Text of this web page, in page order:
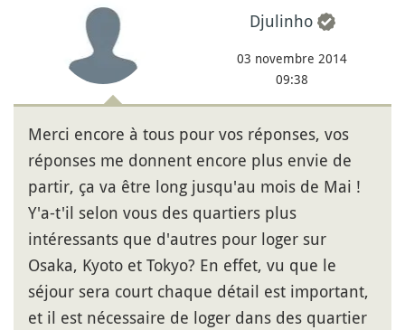
Djulinho
03 novembre 2014
09:38
Merci encore à tous pour vos réponses, vos
réponses me donnent encore plus envie de
partir, ça va être long jusqu'au mois de Mai !
Y'a-t'il selon vous des quartiers plus
intéressants que d'autres pour loger sur
Osaka, Kyoto et Tokyo? En effet, vu que le
séjour sera court chaque détail est important,
et il est nécessaire de loger dans des quartier